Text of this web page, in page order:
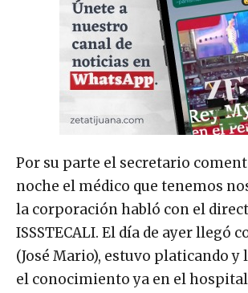
Por su parte el secretario
noche el médico que tenemos
la corporación habló con el
ISSSTECALI. El día de ayer llegó
(José Mario), estuvo platicando y
el conocimiento ya en el